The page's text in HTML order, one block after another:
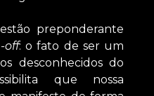
preponderante
off: o fato de ser um
desconhecidos do
que nossa